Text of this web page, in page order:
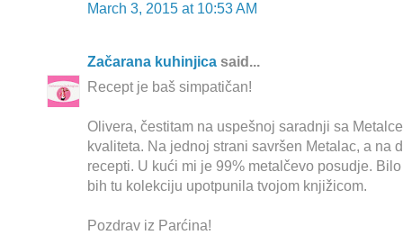
March 3, 2015 at 10:53 AM
Začarana kuhinjica said...
Recept je baš simpatičan!
Olivera, čestitam na uspešnoj saradnji sa
kvaliteta. Na jednoj strani savršen Metalac, a na
recepti. U kući mi je 99% metalčevo posudje.
bih tu kolekciju upotpunila tvojom knjižicom.
Pozdrav iz Parćina!